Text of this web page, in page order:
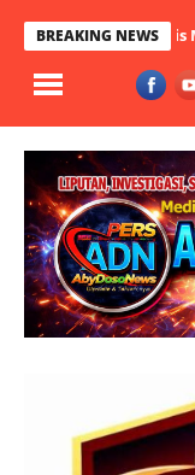
BREAKING NEWS
Masyarakat